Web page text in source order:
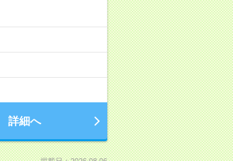
詳細へ